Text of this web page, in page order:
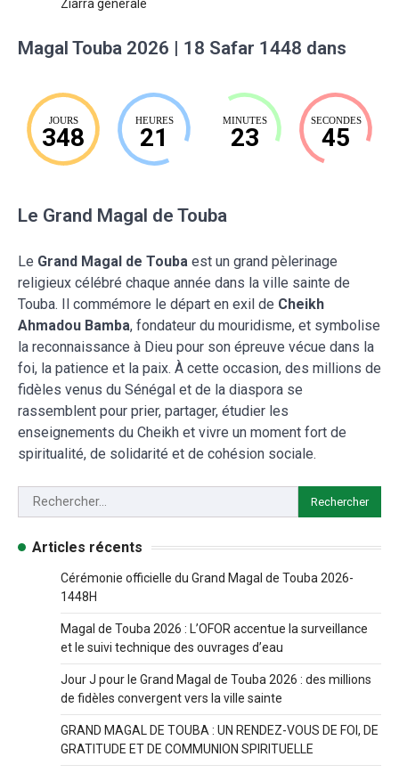
Ziarra générale
Magal Touba 2026 | 18 Safar 1448 dans
JOURS
348
HEURES
21
MINUTES
23
SECONDES
44
Le Grand Magal de Touba
Le Grand Magal de Touba est un grand pèlerinage
religieux célébré chaque année dans la ville sainte de
Touba. Il commémore le départ en exil de Cheikh
Ahmadou Bamba, fondateur du mouridisme, et symbolise
la reconnaissance à Dieu pour son épreuve vécue dans la
foi, la patience et la paix. À cette occasion, des millions de
fidèles venus du Sénégal et de la diaspora se
rassemblent pour prier, partager, étudier les
enseignements du Cheikh et vivre un moment fort de
spiritualité, de solidarité et de cohésion sociale.
Articles récents
Cérémonie officielle du Grand Magal de Touba 2026-
1448H
Magal de Touba 2026 : L’OFOR accentue la surveillance
et le suivi technique des ouvrages d’eau
Jour J pour le Grand Magal de Touba 2026 : des millions
de fidèles convergent vers la ville sainte
GRAND MAGAL DE TOUBA : UN RENDEZ-VOUS DE FOI, DE
GRATITUDE ET DE COMMUNION SPIRITUELLE